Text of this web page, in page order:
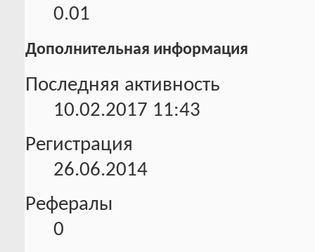
0.01
Дополнительная информация
Последняя активность
10.02.2017 11:43
Регистрация
26.06.2014
Рефералы
0